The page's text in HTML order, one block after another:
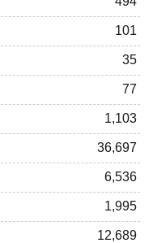
101
35
77
1,103
36,697
6,536
1,995
12,689